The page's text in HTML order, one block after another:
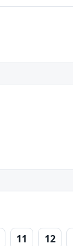
11 12